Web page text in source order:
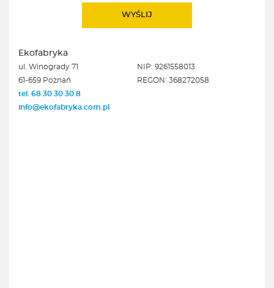
Ekofabryka
ul. Winogrady 71
61-659 Poznań
tel. 68 30 30 30 8
info@ekofabryka.com.pl
NIP: 9261558013
REGON: 368272058